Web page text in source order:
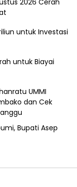
untuk Investasi
untuk Biayai
UMMI
dan Cek
Bupati Asep